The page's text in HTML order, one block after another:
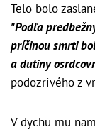
Telo bolo
"Podľa
príčinou smrti
a dutiny
podozrivého z
V dychu mu